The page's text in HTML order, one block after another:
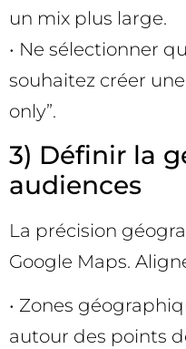
un mix plus large.
• Ne sélectionner
souhaitez créer
only”.
3) Définir la
audiences
La précision
Google Maps.
• Zones
autour des points